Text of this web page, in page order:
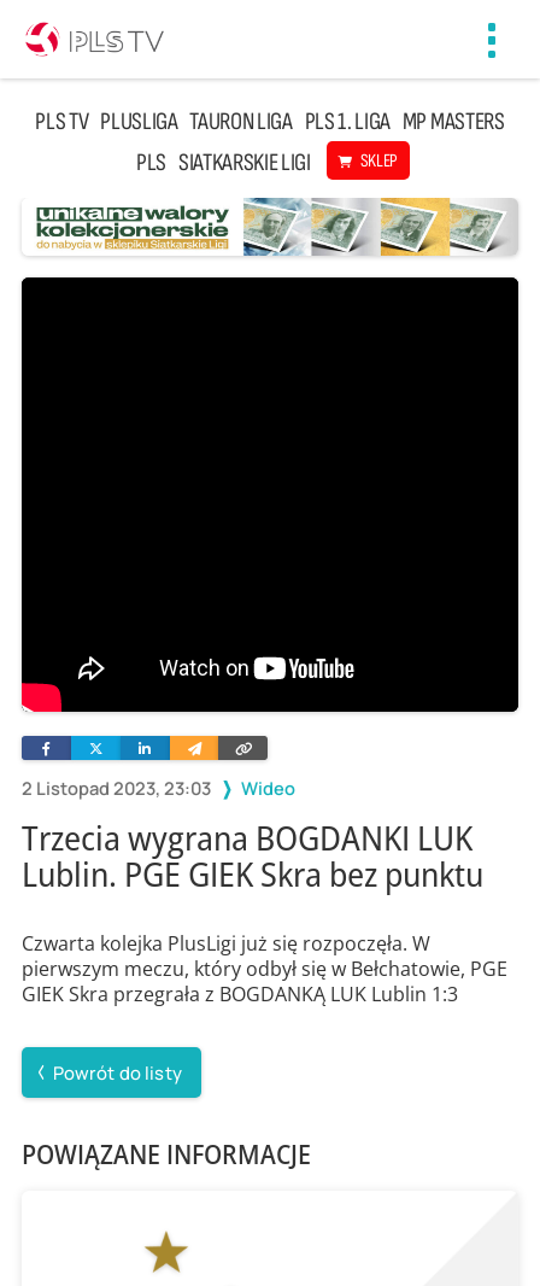
PLS TV PLUSLIGA TAURON LIGA PLS 1. LIGA MP MASTERS
PLS SIATKARSKIE LIGI SKLEP
2 Listopad 2023, 23:03 Wideo
FacebookTwitterLinkedinWyślij
e-
Skopiuj
link
Trzecia wygrana BOGDANKI LUK
Lublin. PGE GIEK Skra bez punktu
Czwarta kolejka PlusLigi już się rozpoczęła. W
pierwszym meczu, który odbył się w Bełchatowie, PGE
GIEK Skra przegrała z BOGDANKĄ LUK Lublin 1:3
Powrót do listy
POWIĄZANE INFORMACJE